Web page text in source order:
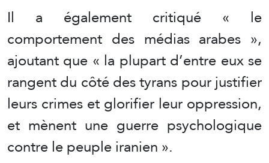
Il a également critiqué « le
comportement des médias arabes »,
ajoutant que « la plupart d’entre eux se
rangent du côté des tyrans pour justifier
leurs crimes et glorifier leur oppression,
et mènent une guerre psychologique
contre le peuple iranien ».